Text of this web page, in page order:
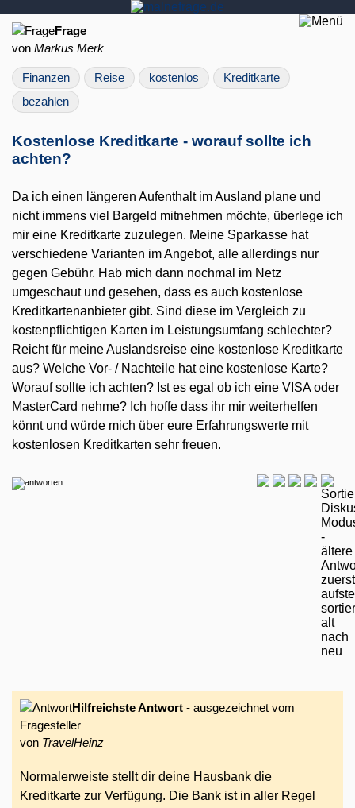
Frage
von Markus Merk
Finanzen Reise kostenlos
Kreditkarte
bezahlen
Kostenlose Kreditkarte - worauf sollte ich
achten?
Da ich einen längeren Aufenthalt im Ausland plane und
nicht immens viel Bargeld mitnehmen möchte, überlege ich
mir eine Kreditkarte zuzulegen. Meine Sparkasse hat
verschiedene Varianten im Angebot, alle allerdings nur
gegen Gebühr. Hab mich dann nochmal im Netz
umgeschaut und gesehen, dass es auch kostenlose
Kreditkartenanbieter gibt. Sind diese im Vergleich zu
kostenpflichtigen Karten im Leistungsumfang schlechter?
Reicht für meine Auslandsreise eine kostenlose Kreditkarte
aus? Welche Vor- / Nachteile hat eine kostenlose Karte?
Worauf sollte ich achten? Ist es egal ob ich eine VISA oder
MasterCard nehme? Ich hoffe dass ihr mir weiterhelfen
könnt und würde mich über eure Erfahrungswerte mit
kostenlosen Kreditkarten sehr freuen.
Hilfreichste Antwort - ausgezeichnet vom
Fragesteller
von TravelHeinz
Normalerweiste stellt dir deine Hausbank die
Kreditkarte zur Verfügung. Die Bank ist in aller Regel